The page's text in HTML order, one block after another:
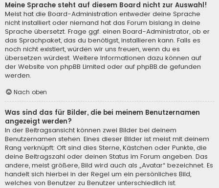
Meine Sprache steht auf diesem Board nicht zur Auswahl!
Meist hat die Board-Administration entweder deine Sprache
nicht installiert oder niemand hat das Forum bislang in deine
Sprache übersetzt. Frage ggf. einen Board-Administrator, ob er
das Sprachpaket, das du benötigst, installieren kann. Falls es
noch nicht existiert, würden wir uns freuen, wenn du es
übersetzen würdest. Weitere Informationen dazu können auf
der Website von phpBB Limited oder auf phpBB.de gefunden
werden.
Nach oben
Was sind das für Bilder, die bei meinem Benutzernamen
angezeigt werden?
In der Beitragsansicht können zwei Bilder bei deinem
Benutzernamen stehen. Eines dieser Bilder ist meist mit deinem
Rang verknüpft: Oft sind dies Sterne, Kästchen oder Punkte, die
deine Beitragszahl oder deinen Status im Forum angeben. Das
andere, meist größere, Bild wird auch als „Avatar“ bezeichnet. Es
handelt sich hierbei in der Regel um ein persönliches Bild,
welches von Benutzer zu Benutzer unterschiedlich ist.